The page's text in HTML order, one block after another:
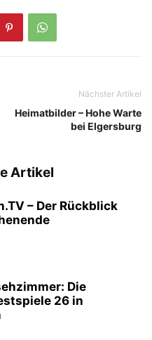
Nächster Artikel
Heimatbilder – Hohe Warte
bei Elgersburg
Artikel
– Der Rückblick
Die
26 in